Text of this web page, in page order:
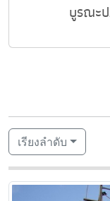
บูรณะ
เรียงลำดับ